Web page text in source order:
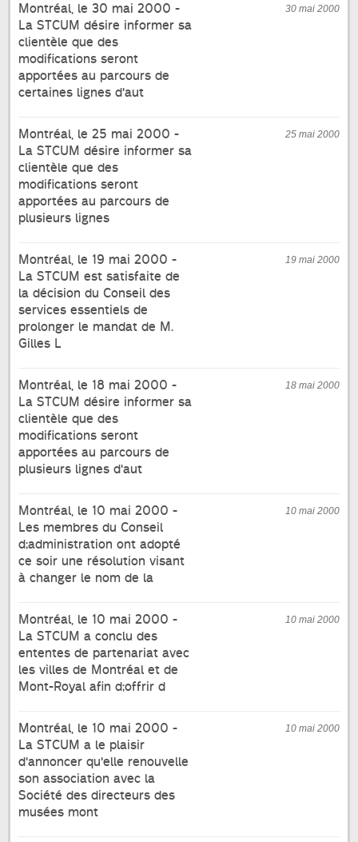
30 mai 2000
Montréal, le 30 mai 2000 -
La STCUM désire informer sa
clientèle que des
modifications seront
apportées au parcours de
certaines lignes d'aut
25 mai 2000
Montréal, le 25 mai 2000 -
La STCUM désire informer sa
clientèle que des
modifications seront
apportées au parcours de
plusieurs lignes
19 mai 2000
Montréal, le 19 mai 2000 -
La STCUM est satisfaite de
la décision du Conseil des
services essentiels de
prolonger le mandat de M.
Gilles L
18 mai 2000
Montréal, le 18 mai 2000 -
La STCUM désire informer sa
clientèle que des
modifications seront
apportées au parcours de
plusieurs lignes d'aut
10 mai 2000
Montréal, le 10 mai 2000 -
Les membres du Conseil
d;administration ont adopté
ce soir une résolution visant
à changer le nom de la
10 mai 2000
Montréal, le 10 mai 2000 -
La STCUM a conclu des
ententes de partenariat avec
les villes de Montréal et de
Mont-Royal afin d;offrir d
10 mai 2000
Montréal, le 10 mai 2000 -
La STCUM a le plaisir
d'annoncer qu'elle renouvelle
son association avec la
Société des directeurs des
musées mont